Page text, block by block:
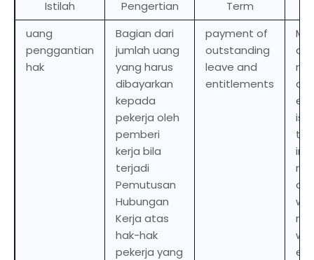
Istilah
Pengertian Term
uang
penggantian
hak
Bagian dari
jumlah uang
yang harus
dibayarkan
kepada
pekerja oleh
pemberi
kerja bila
terjadi
Pemutusan
Hubungan
Kerja atas
hak-hak
pekerja yang
payment of
outstanding
leave and
entitlements
an
a
is
in
of